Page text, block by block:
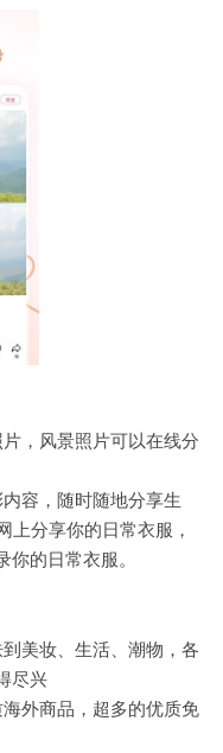
，风景照片可以在线分
容，随时随地分享生
上分享你的日常衣服，
的日常衣服。
美妆、生活、潮物，各
尽兴
外商品，超多的优质免